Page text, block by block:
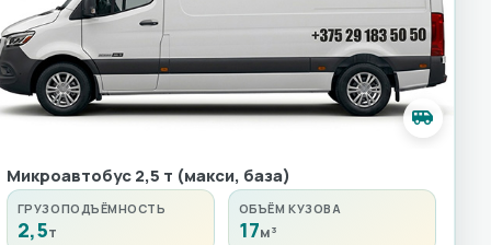
Микроавтобус 2,5 т (макси, база)
ГРУЗОПОДЪЁМНОСТЬ
2,5т
ОБЪЁМ КУЗОВА
17м³